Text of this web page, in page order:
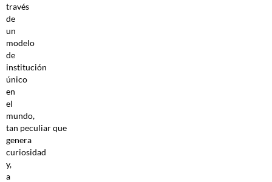
través
de
un
modelo
de
institución
único
en
el
mundo,
tan peculiar que
genera
curiosidad
y,
a